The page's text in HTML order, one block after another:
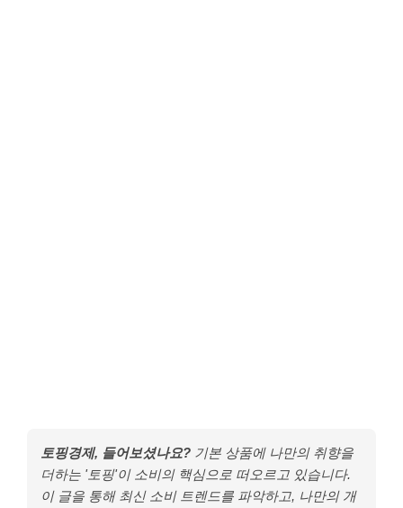
토핑경제, 들어보셨나요? 기본 상품에 나만의 취향을
더하는 '토핑'이 소비의 핵심으로 떠오르고 있습니다.
이 글을 통해 최신 소비 트렌드를 파악하고, 나만의 개